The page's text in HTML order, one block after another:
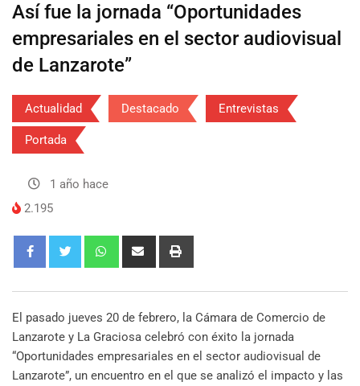
Así fue la jornada “Oportunidades
empresariales en el sector audiovisual
de Lanzarote”
Actualidad Destacado Entrevistas
Portada
1 año hace
2.195
El pasado jueves 20 de febrero, la Cámara de Comercio de
Lanzarote y La Graciosa celebró con éxito la jornada
“Oportunidades empresariales en el sector audiovisual de
Lanzarote”, un encuentro en el que se analizó el impacto y las